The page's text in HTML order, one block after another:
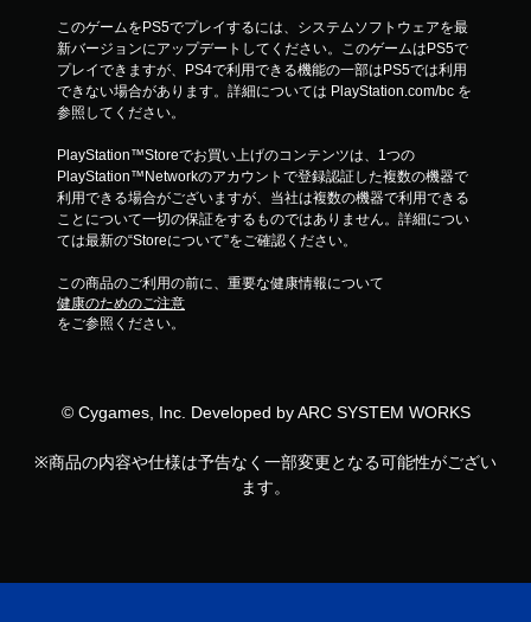
このゲームをPS5でプレイするには、システムソフトウェアを最
新バージョンにアップデートしてください。このゲームはPS5で
プレイできますが、PS4で利用できる機能の一部はPS5では利用
できない場合があります。詳細については PlayStation.com/bc を
参照してください。
PlayStation™Storeでお買い上げのコンテンツは、1つの
PlayStation™Networkのアカウントで登録認証した複数の機器で
利用できる場合がございますが、当社は複数の機器で利用できる
ことについて一切の保証をするものではありません。詳細につい
ては最新の“Storeについて”をご確認ください。
この商品のご利用の前に、重要な健康情報について
健康のためのご注意
をご参照ください。
© Cygames, Inc. Developed by ARC SYSTEM WORKS
※商品の内容や仕様は予告なく一部変更となる可能性がござい
ます。